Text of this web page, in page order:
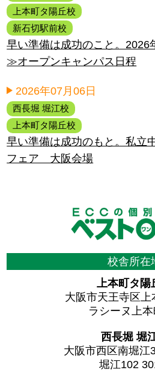
上本町タ陽丘校
新石切駅前校
早い準備は成功のこと。
≫オープンキャンパス日程
2026年07月06日
西長堀 堀江校
上本町タ陽丘校
早い準備は成功のもと。私立
フェア 大阪会場
校舎所在
上本町タ陽
大阪市天王寺区上
ラシーヌ上
西長堀 堀
大阪市西区南堀江
堀江102